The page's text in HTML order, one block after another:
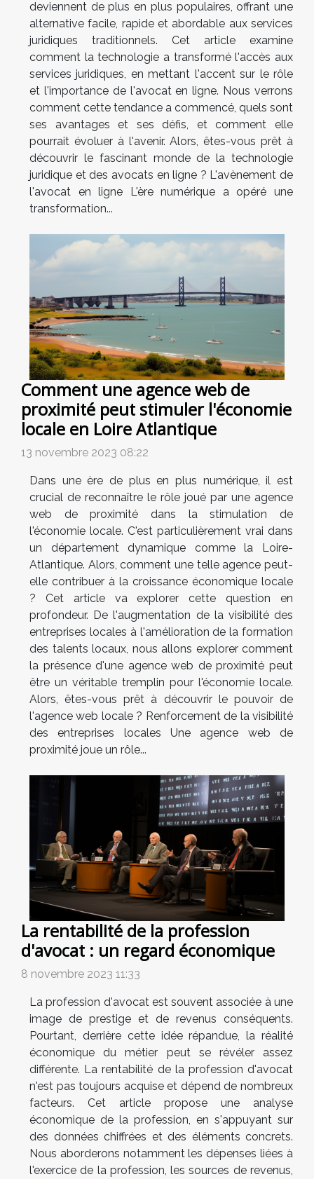
deviennent de plus en plus populaires, offrant une
alternative facile, rapide et abordable aux services
juridiques traditionnels. Cet article examine
comment la technologie a transformé l'accès aux
services juridiques, en mettant l'accent sur le rôle
et l'importance de l'avocat en ligne. Nous verrons
comment cette tendance a commencé, quels sont
ses avantages et ses défis, et comment elle
pourrait évoluer à l'avenir. Alors, êtes-vous prêt à
découvrir le fascinant monde de la technologie
juridique et des avocats en ligne ? L'avènement de
l'avocat en ligne L'ère numérique a opéré une
transformation...
Comment une agence web de
proximité peut stimuler l'économie
locale en Loire Atlantique
13 novembre 2023 08:22
Dans une ère de plus en plus numérique, il est
crucial de reconnaître le rôle joué par une agence
web de proximité dans la stimulation de
l'économie locale. C'est particulièrement vrai dans
un département dynamique comme la Loire-
Atlantique. Alors, comment une telle agence peut-
elle contribuer à la croissance économique locale
? Cet article va explorer cette question en
profondeur. De l'augmentation de la visibilité des
entreprises locales à l'amélioration de la formation
des talents locaux, nous allons explorer comment
la présence d'une agence web de proximité peut
être un véritable tremplin pour l'économie locale.
Alors, êtes-vous prêt à découvrir le pouvoir de
l'agence web locale ? Renforcement de la visibilité
des entreprises locales Une agence web de
proximité joue un rôle...
La rentabilité de la profession
d'avocat : un regard économique
8 novembre 2023 11:33
La profession d'avocat est souvent associée à une
image de prestige et de revenus conséquents.
Pourtant, derrière cette idée répandue, la réalité
économique du métier peut se révéler assez
différente. La rentabilité de la profession d'avocat
n'est pas toujours acquise et dépend de nombreux
facteurs. Cet article propose une analyse
économique de la profession, en s'appuyant sur
des données chiffrées et des éléments concrets.
Nous aborderons notamment les dépenses liées à
l'exercice de la profession, les sources de revenus,